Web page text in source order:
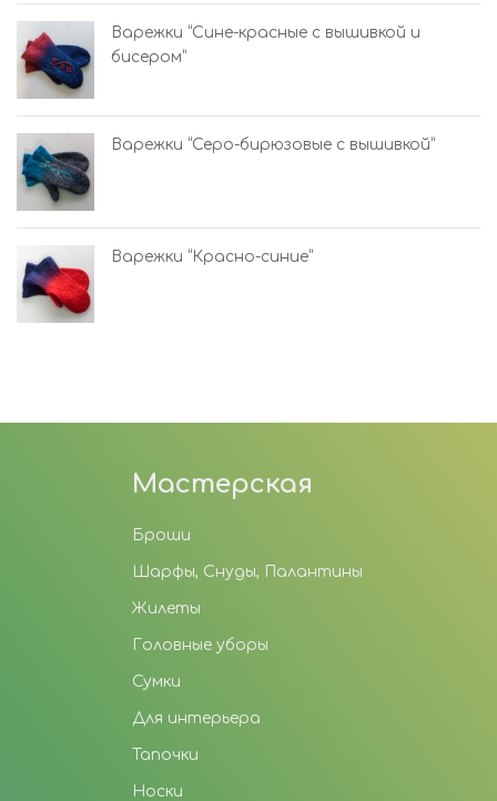
Варежки “Сине-красные с вышивкой и
бисером”
Варежки “Серо-бирюзовые с вышивкой”
Варежки “Красно-синие”
Мастерская
Броши
Шарфы, Снуды, Палантины
Жилеты
Головные уборы
Сумки
Для интерьера
Тапочки
Носки